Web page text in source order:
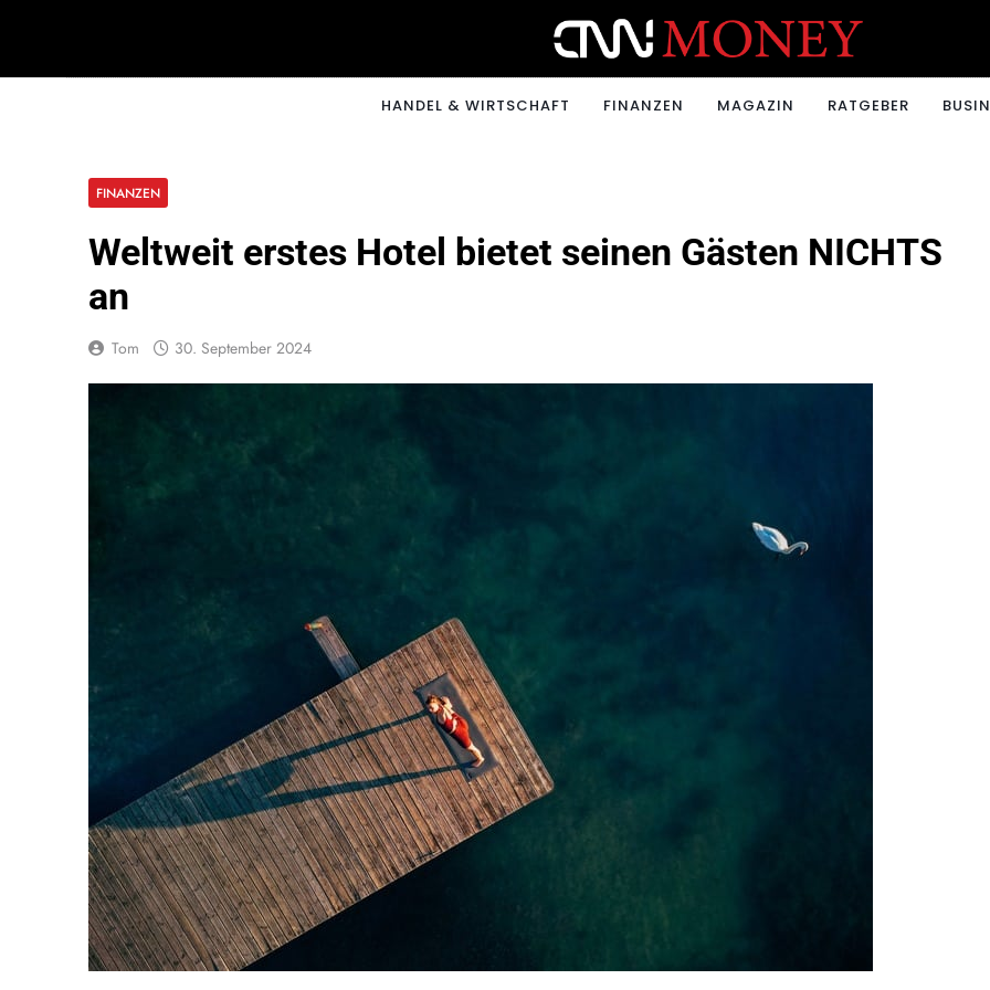
CNNMONEY.CH
HANDEL & WIRTSCHAFT FINANZEN MAGAZIN RATGEBER
FINANZEN
Weltweit erstes Hotel bietet seinen Gästen NICHTS
an
Tom 30. September 2024